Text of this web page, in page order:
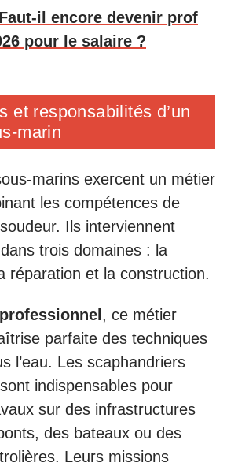
Faut-il encore devenir prof
pour le salaire ?
et responsabilités d’un
marin
marins exercent un métier
les compétences de
Ils interviennent
trois domaines : la
réparation et la construction.
, ce métier
parfaite des techniques
l’eau. Les scaphandriers
indispensables pour
sur des infrastructures
des bateaux ou des
Leurs missions